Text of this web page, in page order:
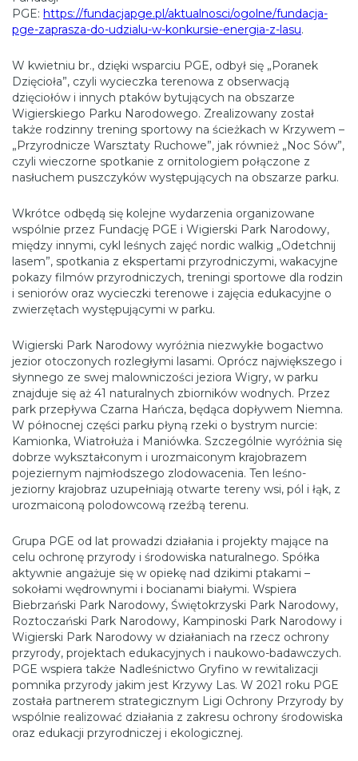
PGE: https://fundacjapge.pl/aktualnosci/ogolne/fundacja-
pge-zaprasza-do-udzialu-w-konkursie-energia-z-lasu.
W kwietniu br., dzięki wsparciu PGE, odbył się „Poranek
Dzięcioła”, czyli wycieczka terenowa z obserwacją
dzięciołów i innych ptaków bytujących na obszarze
Wigierskiego Parku Narodowego. Zrealizowany został
także rodzinny trening sportowy na ścieżkach w Krzywem –
„Przyrodnicze Warsztaty Ruchowe”, jak również „Noc Sów”,
czyli wieczorne spotkanie z ornitologiem połączone z
nasłuchem puszczyków występujących na obszarze parku.
Wkrótce odbędą się kolejne wydarzenia organizowane
wspólnie przez Fundację PGE i Wigierski Park Narodowy,
między innymi, cykl leśnych zajęć nordic walkig „Odetchnij
lasem”, spotkania z ekspertami przyrodniczymi, wakacyjne
pokazy filmów przyrodniczych, treningi sportowe dla rodzin
i seniorów oraz wycieczki terenowe i zajęcia edukacyjne o
zwierzętach występującymi w parku.
Wigierski Park Narodowy wyróżnia niezwykłe bogactwo
jezior otoczonych rozległymi lasami. Oprócz największego i
słynnego ze swej malowniczości jeziora Wigry, w parku
znajduje się aż 41 naturalnych zbiorników wodnych. Przez
park przepływa Czarna Hańcza, będąca dopływem Niemna.
W północnej części parku płyną rzeki o bystrym nurcie:
Kamionka, Wiatrołuża i Maniówka. Szczególnie wyróżnia się
dobrze wykształconym i urozmaiconym krajobrazem
pojeziernym najmłodszego zlodowacenia. Ten leśno-
jeziorny krajobraz uzupełniają otwarte tereny wsi, pól i łąk, z
urozmaiconą polodowcową rzeźbą terenu.
Grupa PGE od lat prowadzi działania i projekty mające na
celu ochronę przyrody i środowiska naturalnego. Spółka
aktywnie angażuje się w opiekę nad dzikimi ptakami –
sokołami wędrownymi i bocianami białymi. Wspiera
Biebrzański Park Narodowy, Świętokrzyski Park Narodowy,
Roztoczański Park Narodowy, Kampinoski Park Narodowy i
Wigierski Park Narodowy w działaniach na rzecz ochrony
przyrody, projektach edukacyjnych i naukowo-badawczych.
PGE wspiera także Nadleśnictwo Gryfino w rewitalizacji
pomnika przyrody jakim jest Krzywy Las. W 2021 roku PGE
została partnerem strategicznym Ligi Ochrony Przyrody by
wspólnie realizować działania z zakresu ochrony środowiska
oraz edukacji przyrodniczej i ekologicznej.